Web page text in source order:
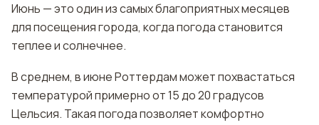
Июнь — это один из самых благоприятных месяцев
для посещения города, когда погода становится
теплее и солнечнее.
В среднем, в июне Роттердам может похвастаться
температурой примерно от 15 до 20 градусов
Цельсия. Такая погода позволяет комфортно